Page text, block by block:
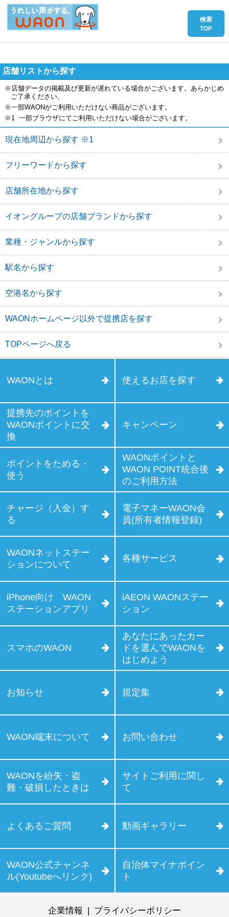
店舗リストから探す
※店舗データの掲載及び更新が遅れている場合がございます。あらかじめ
ご了承ください。
※一部WAONがご利用いただけない商品がございます。
※1 一部ブラウザにてご利用いただけない場合がございます。
現在地周辺から探す ※1
フリーワードから探す
店舗所在地から探す
イオングループの店舗ブランドから探す
業種・ジャンルから探す
駅名から探す
空港名から探す
WAONホームページ以外で提携店を探す
TOPページへ戻る